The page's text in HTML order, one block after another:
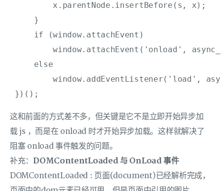
         x.parentNode.insertBefore(s, x);
     }
     if (window.attachEvent)
window.attachEvent('onload',
     else
window.addEventListener('load',
})();
这和前面的方式差不多，但关键是它不是立即开始异步加
载 js ，而是在 onload 时才开始异步加载。这样就解决了
阻塞 onload 事件触发的问题。
补充： DOMContentLoaded 与 OnLoad 事件
DOMContentLoaded : 页面(document)已经解析完成，